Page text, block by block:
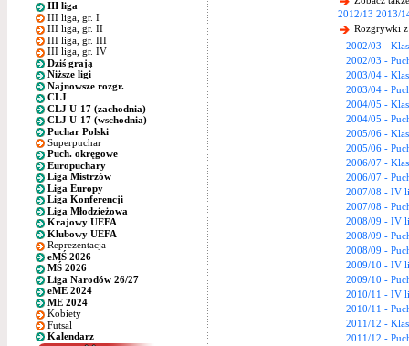
III liga
III liga, gr. I
III liga, gr. II
III liga, gr. III
III liga, gr. IV
Dziś grają
Niższe ligi
Najnowsze rozgr.
CLJ
CLJ U-17 (zachodnia)
CLJ U-17 (wschodnia)
Puchar Polski
Superpuchar
Puch. okręgowe
Europuchary
Liga Mistrzów
Liga Europy
Liga Konferencji
Liga Młodzieżowa
Krajowy UEFA
Klubowy UEFA
Reprezentacja
eMŚ 2026
MŚ 2026
Liga Narodów 26/27
eME 2024
ME 2024
Kobiety
Futsal
Kalendarz
2012/13 2013/
Rozgrywki z
2002/03 -
2002/03 -
2003/04 -
2003/04 -
2004/05 -
2004/05 -
2005/06 -
2005/06 -
2006/07 -
2006/07 -
2007/08 - IV
2007/08 -
2008/09 - IV
2008/09 -
2008/09 -
2009/10 - IV
2009/10 -
2010/11 - IV
2010/11 -
2011/12 -
2011/12 -